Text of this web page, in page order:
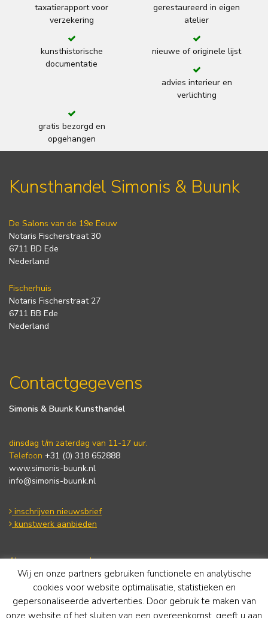
taxatierapport voor
verzekering
gerestaureerd in eigen
atelier
kunsthistorische
documentatie
nieuwe of originele lijst
advies interieur en
verlichting
gratis bezorgd en
opgehangen
Kunsthandel Simonis & Buunk
De Salons van de 19e Eeuw
Notaris Fischerstraat 30
6711 BD Ede
Nederland
Fischerhuis
Notaris Fischerstraat 27
6711 BB Ede
Nederland
Contactgegevens
Simonis & Buunk Kunsthandel
dinsdag t/m zaterdag van 11-17 uur.
Telefoon +31 (0) 318 652888
www.simonis-buunk.nl
info@simonis-buunk.nl
inschrijven nieuwsbrief
kunstwerk aanbieden
Algemene voorwaarden
Privacy statement
Cookie Policy
Disclaimer
Wij en onze partners gebruiken functionele en analytische
cookies voor website optimalisatie, statistieken en
gepersonaliseerde advertenties. Door gebruik te maken van
onze website of het sluiten van een overeenkomst, geeft u aan